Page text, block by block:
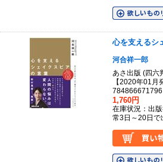
心を支えるシ
河合祥一郎
あさ出版 (四六
【2020年01
784866671796
1,760円
在庫状況：出
常3日～20日で